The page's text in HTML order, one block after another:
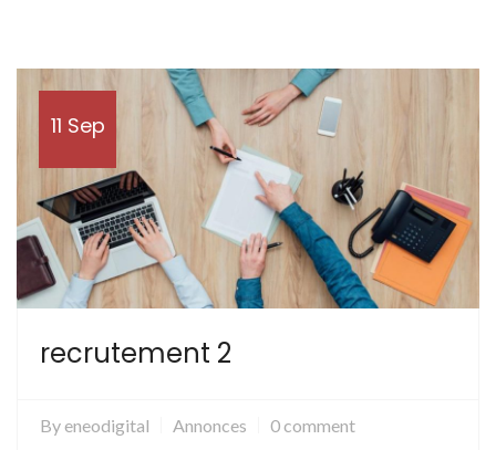
11 Sep
recrutement 2
By eneodigital Annonces 0 comment